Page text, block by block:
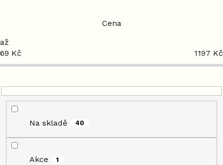
d
u
k
ů
Cena
69 Kč 1197 Kč
Na skladě 40
Akce 1